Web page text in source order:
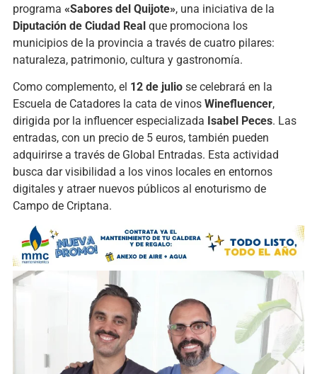
programa «Sabores del Quijote», una iniciativa de la
Diputación de Ciudad Realque promociona los
municipios de la provincia a través de cuatro pilares:
naturaleza, patrimonio, cultura y gastronomía.
Como complemento, el 12 de juliose celebrará en la
Escuela de Catadores la cata de vinos Winefluencer,
dirigida por la influencer especializada Isabel Peces. Las
entradas, con un precio de 5 euros, también pueden
adquirirse a través de Global Entradas. Esta actividad
busca dar visibilidad a los vinos locales en entornos
digitales y atraer nuevos públicos al enoturismo de
Campo de Criptana.